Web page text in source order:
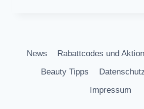
News Rabattcodes und
Beauty Tipps
Impressum